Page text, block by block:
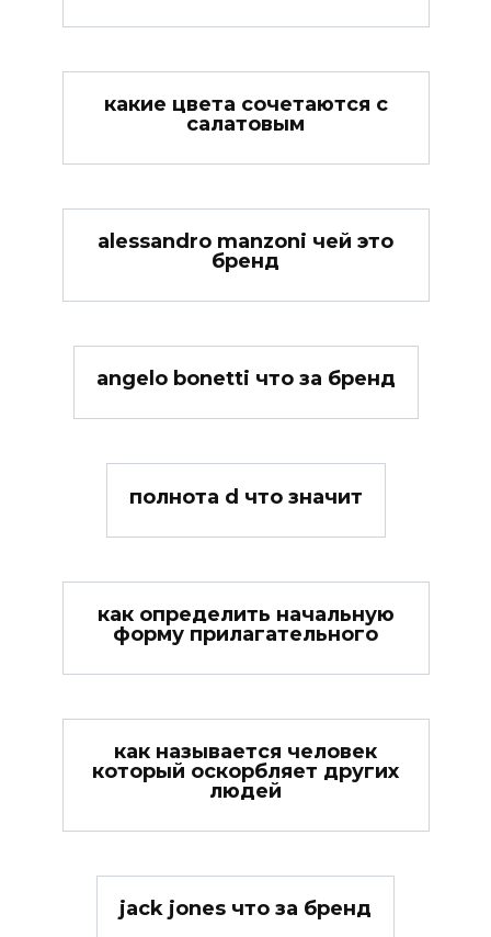
какие цвета сочетаются с
салатовым
alessandro manzoni чей это
бренд
angelo bonetti что за бренд
полнота d что значит
как определить начальную
форму прилагательного
как называется человек
который оскорбляет других
людей
jack jones что за бренд